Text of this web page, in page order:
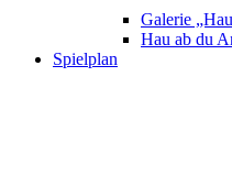
Galerie
Hau ab du
Spielplan